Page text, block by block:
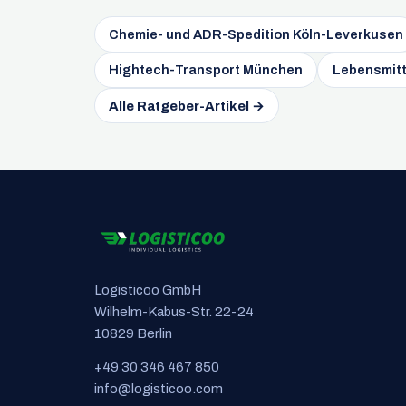
Chemie- und ADR-Spedition Köln-Leverkusen
Hightech-Transport München
Alle Ratgeber-Artikel →
Logisticoo GmbH
Wilhelm-Kabus-Str. 22-24
10829 Berlin
+49 30 346 467 850
info@logisticoo.com